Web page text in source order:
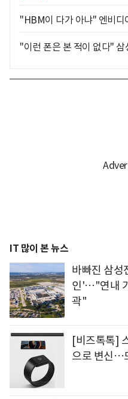
"HBM이 다가 아냐" 엔비디
"이런 폰은 본 적이 없다"
IT 많이 본 뉴스
바빠진 삼성
인'…"연내
곽"
[비즈톡톡]
으로 변신…